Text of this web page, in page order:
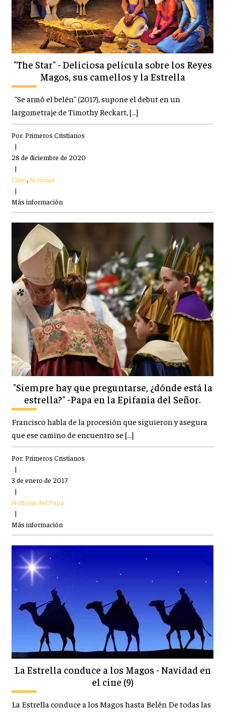
"The Star" - Deliciosa película sobre los Reyes
Magos, sus camellos y la Estrella
"Se armó el belén" (2017), supone el debut en un
largometraje de Timothy Reckart, […]
Por: Primeros Cristianos
|
28 de diciembre de 2020
|
Cine , Noticias
|
Más información
"Siempre hay que preguntarse, ¿dónde está la
estrella?" -Papa en la Epifanía del Señor.
Francisco habla de la procesión que siguieron y asegura
que ese camino de encuentro se […]
Por: Primeros Cristianos
|
3 de enero de 2017
|
Noticias del Papa
|
Más información
La Estrella conduce a los Magos - Navidad en
el cine (9)
La Estrella conduce a los Magos hasta Belén De todas las